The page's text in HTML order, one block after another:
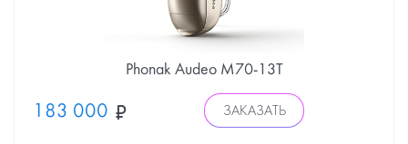
Phonak Audeo М70-13Т
183 000 ЗАКАЗАТЬ